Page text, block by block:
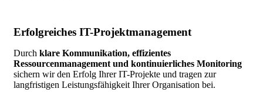
Erfolgreiches IT-Projektmanagement
Durch klare Kommunikation, effizientes
Ressourcenmanagement und kontinuierliches Monitoring
sichern wir den Erfolg Ihrer IT-Projekte und tragen zur
langfristigen Leistungsfähigkeit Ihrer Organisation bei.